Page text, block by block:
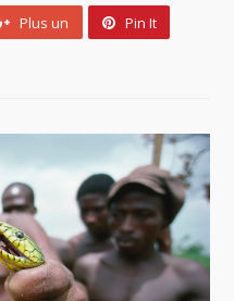
Plus un Pin It